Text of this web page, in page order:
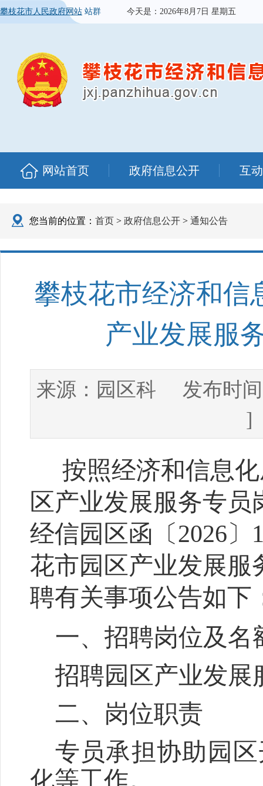
攀枝花市人民政府网站 站群 今天是： 2026年8月7日 星期五
网站首页 政府信息公开 互
您当前的位置： 首页 > 政府信息公开 > 通知公告
攀枝花市经济和信
产业发展服
来源： 园区科 发布时
]
按照经济和信息
区产业发展服务专
经信园区函〔2026〕
花市园区产业发展
聘有关事项公告如下
一、 招聘岗位及名
招聘园区产业发展
二、岗位职责
专员承担协助园
化等工作。